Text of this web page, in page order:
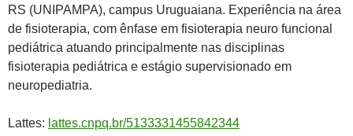
RS (UNIPAMPA), campus Uruguaiana. Experiência na área
de fisioterapia, com ênfase em fisioterapia neuro funcional
pediátrica atuando principalmente nas disciplinas
fisioterapia pediátrica e estágio supervisionado em
neuropediatria.
Lattes: lattes.cnpq.br/5133331455842344